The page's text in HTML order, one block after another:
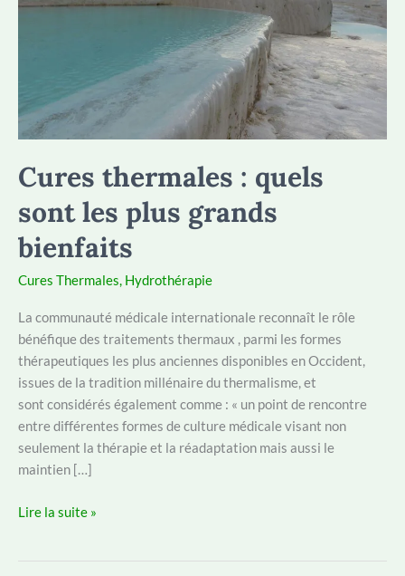
Cures thermales : quels
sont les plus grands
bienfaits
Cures Thermales, Hydrothérapie
La communauté médicale internationale reconnaît le rôle
bénéfique des traitements thermaux , parmi les formes
thérapeutiques les plus anciennes disponibles en Occident,
issues de la tradition millénaire du thermalisme, et
sont considérés également comme : « un point de rencontre
entre différentes formes de culture médicale visant non
seulement la thérapie et la réadaptation mais aussi le
maintien […]
Cures
Lire la suite »